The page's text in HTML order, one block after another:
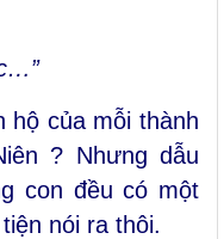
hộ của mỗi thành
? Nhưng dẫu
con đều có một
nói ra thôi.